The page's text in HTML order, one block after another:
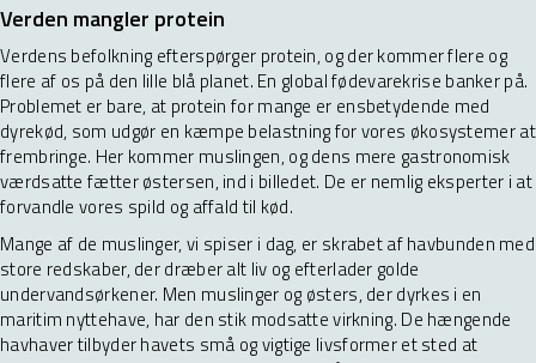
Verden mangler protein
Verdens befolkning efterspørger protein, og der kommer flere og
flere af os på den lille blå planet. En global fødevarekrise banker på.
Problemet er bare, at protein for mange er ensbetydende med
dyrekød, som udgør en kæmpe belastning for vores økosystemer at
frembringe. Her kommer muslingen, og dens mere gastronomisk
værdsatte fætter østersen, ind i billedet. De er nemlig eksperter i at
forvandle vores spild og affald til kød.
Mange af de muslinger, vi spiser i dag, er skrabet af havbunden med
store redskaber, der dræber alt liv og efterlader golde
undervandsørkener. Men muslinger og østers, der dyrkes i en
maritim nyttehave, har den stik modsatte virkning. De hængende
havhaver tilbyder havets små og vigtige livsformer et sted at